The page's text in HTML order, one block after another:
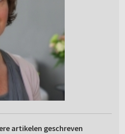
artikelen geschreven